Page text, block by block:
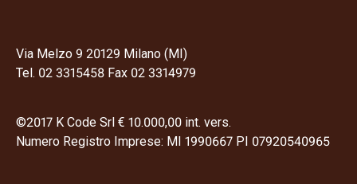
Via Melzo 9 20129 Milano (MI)
Tel. 02 3315458 Fax 02 3314979
©2017 K Code Srl € 10.000,00 int. vers.
Numero Registro Imprese: MI 1990667 PI 07920540965